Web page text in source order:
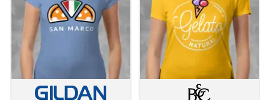
Polaires & Vestes
Haute visibilité
Hommes